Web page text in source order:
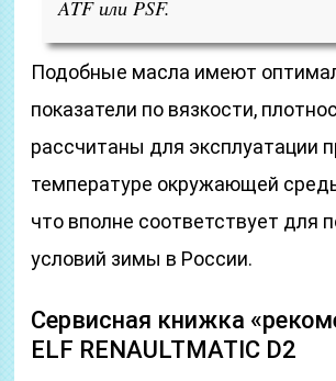
ATF или PSF.
Подобные масла имеют
показатели по вязкости,
рассчитаны для эксплуатации
температуре окружающей
что вполне соответствует для
условий зимы в России.
Сервисная книжка
ELF RENAULTMATIC D2